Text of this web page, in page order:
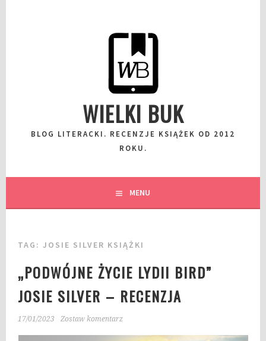
WIELKI BUK
BLOG LITERACKI. RECENZJE KSIĄŻEK OD 2012
ROKU.
MENU
TAG:JOSIE SILVER KSIĄŻKI
„PODWÓJNE ŻYCIE LYDII BIRD”
JOSIE SILVER – RECENZJA
17/01/2023 Zostaw komentarz